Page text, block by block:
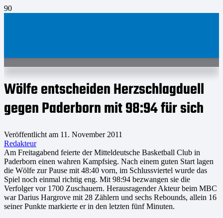
Wölfe entscheiden Herzschlagduell
gegen Paderborn mit 98:94 für sich
Veröffentlicht am 11. November 2011
Redakteur
Am Freitagabend feierte der Mitteldeutsche Basketball Club in
Paderborn einen wahren Kampfsieg. Nach einem guten Start lagen
die Wölfe zur Pause mit 48:40 vorn, im Schlussviertel wurde das
Spiel noch einmal richtig eng. Mit 98:94 bezwangen sie die
Verfolger vor 1700 Zuschauern. Herausragender Akteur beim MBC
war Darius Hargrove mit 28 Zählern und sechs Rebounds, allein 16
seiner Punkte markierte er in den letzten fünf Minuten.